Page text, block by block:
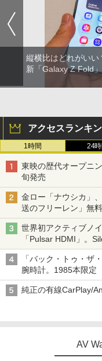
縦横比はどれがい
新「Galaxy Z Fold」
アクセスランキ
1時間 24
東映の歴代オープニ
旬発売
金ロー「ナウシカ」
送のフリーレン」無
世界初アクティブノ
「Pulsar HDMI」。
「バック・トゥ・ザ
腕時計。1985本限定
純正の有線CarPlay/
AV